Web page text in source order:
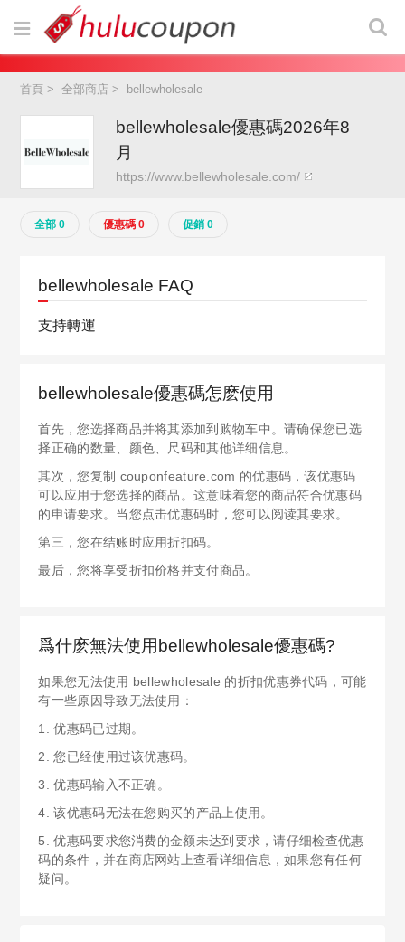
首頁 >全部商店 > bellewholesale
bellewholesale優惠碼2026年8
月
https://www.bellewholesale.com/
全部 0 優惠碼 0 促銷 0
bellewholesale FAQ
支持轉運
bellewholesale優惠碼怎麽使用
首先，您选择商品并将其添加到购物车中。请确保您已选
择正确的数量、颜色、尺码和其他详细信息。
其次，您复制 couponfeature.com 的优惠码，该优惠码
可以应用于您选择的商品。这意味着您的商品符合优惠码
的申请要求。当您点击优惠码时，您可以阅读其要求。
第三，您在结账时应用折扣码。
最后，您将享受折扣价格并支付商品。
爲什麽無法使用bellewholesale優惠碼?
如果您无法使用 bellewholesale 的折扣优惠券代码，可能
有一些原因导致无法使用：
1. 优惠码已过期。
2. 您已经使用过该优惠码。
3. 优惠码输入不正确。
4. 该优惠码无法在您购买的产品上使用。
5. 优惠码要求您消费的金额未达到要求，请仔细检查优惠
码的条件，并在商店网站上查看详细信息，如果您有任何
疑问。